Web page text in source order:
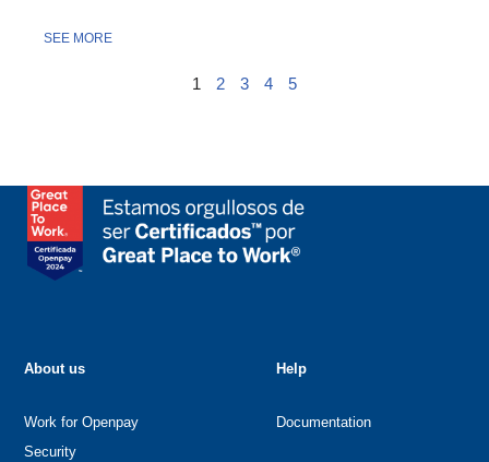
SEE MORE
1 2 3 4 5
About us
Work for Openpay
Security
Help
Documentation